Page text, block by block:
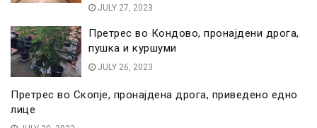
JULY 27, 2023
Претрес во Кондово, пронајдени дрога,
пушка и куршуми
JULY 26, 2023
Претрес во Скопје, пронајдена дрога, приведено едно
лице